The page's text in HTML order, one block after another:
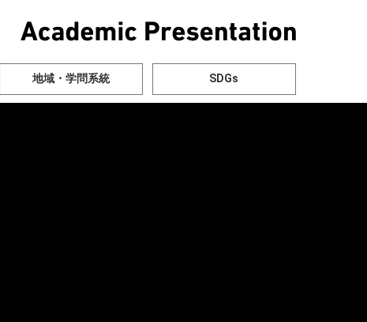
地域・学問系統 SDGs